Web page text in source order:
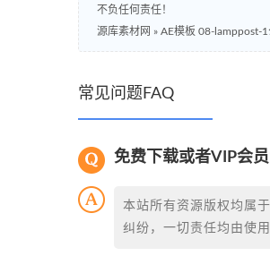
不负任何责任！
源库素材网 » AE模板 08-lamppost-
常见问题FAQ
免费下载或者VIP会
本站所有资源版权均属
纠纷，一切责任均由使